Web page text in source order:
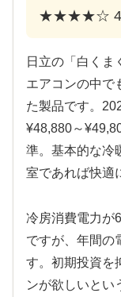
★★★★☆
日立の「白くま
エアコンの中で
た製品です。
¥48,880～
準。基本的な冷
室であれば快適
冷房消費電力が
ですが、年間の
す。初期投資を
ンが欲しいとい